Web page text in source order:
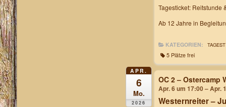
Tagesticket: Reitstunde
Ab 12 Jahre in
KATEGORIEN:
5 Plätze frei
APR.
6
Mo.
2026
OC 2 – Ostercamp
Apr. 6 um 17:00 – Apr.
Westernreiter –